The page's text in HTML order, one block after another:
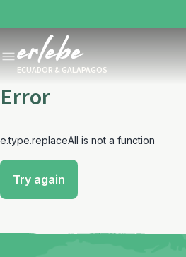
ECUADOR & GALAPAGOS
Error
e.type.replaceAll is not a function
Try again